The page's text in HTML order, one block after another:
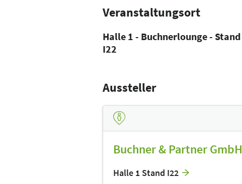
Veranstaltungsort
Halle 1 - Buchnerlounge - Stand
I22
Aussteller
Buchner & Partner GmbH
Halle 1 Stand I22